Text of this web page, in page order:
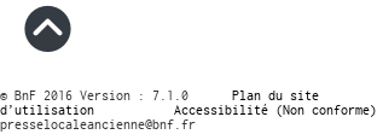
© BnF 2016 Version : 7.1.0 Plan du site
d’utilisation
Accessibilité (Non conforme)
presselocaleancienne@bnf.fr